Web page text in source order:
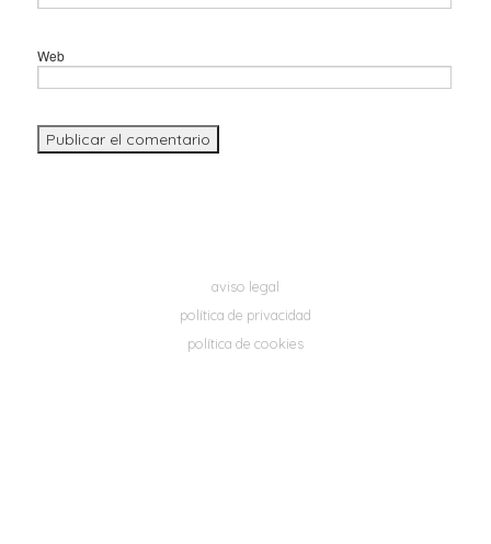
Web
aviso legal
política de privacidad
política de cookies